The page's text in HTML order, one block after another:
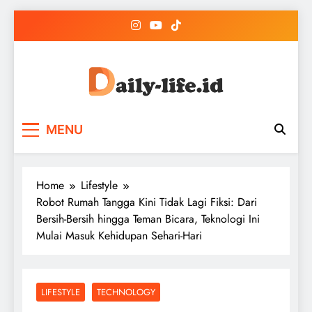
MENU
Home
Lifestyle
Robot Rumah Tangga Kini Tidak Lagi Fiksi: Dari
Bersih-Bersih hingga Teman Bicara, Teknologi Ini
Mulai Masuk Kehidupan Sehari-Hari
LIFESTYLE TECHNOLOGY